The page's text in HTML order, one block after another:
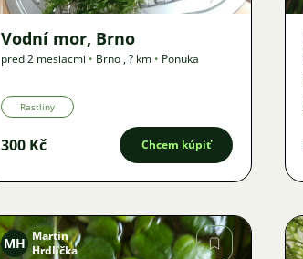
Vodní mor, Brno
pred 2 mesiacmi • Brno ,? km • Ponuka
Rastliny
300 Kč Chcem kúpiť
MH Martin
Hrdlička